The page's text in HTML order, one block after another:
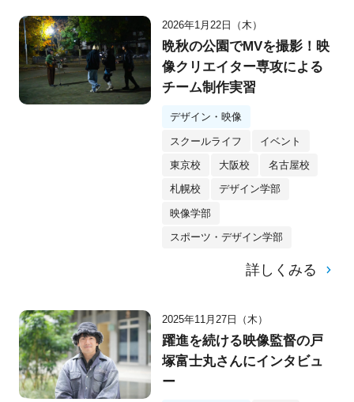
2026年1月22日（木）
晩秋の公園でMVを撮影！映
像クリエイター専攻による
チーム制作実習
デザイン・映像
スクールライフ イベント
東京校 大阪校 名古屋校
札幌校 デザイン学部
映像学部
スポーツ・デザイン学部
詳しくみる
2025年11月27日（木）
躍進を続ける映像監督の戸
塚富士丸さんにインタビュ
ー